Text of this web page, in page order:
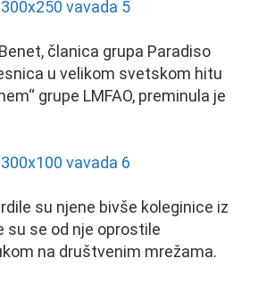
članica grupa Paradiso
u velikom svetskom hitu
grupe LMFAO, preminula je
su njene bivše koleginice iz
su se od nje oprostile
na društvenim mrežama.